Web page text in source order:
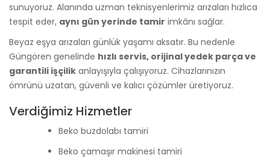
sunuyoruz. Alanında uzman teknisyenlerimiz arızaları hızlıca
tespit eder, aynı gün yerinde tamir imkânı sağlar.
Beyaz eşya arızaları günlük yaşamı aksatır. Bu nedenle
Güngören genelinde hızlı servis, orijinal yedek parça ve
garantili işçilik anlayışıyla çalışıyoruz. Cihazlarınızın
ömrünü uzatan, güvenli ve kalıcı çözümler üretiyoruz.
Verdiğimiz Hizmetler
Beko buzdolabı tamiri
Beko çamaşır makinesi tamiri